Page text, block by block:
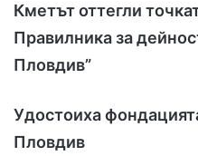
Кметът оттегли
Правилника за
Пловдив”
Удостоиха
Пловдив